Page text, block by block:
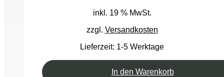
inkl. 19 % MwSt.
zzgl. Versandkosten
Lieferzeit: 1-5 Werktage
In den Warenkorb